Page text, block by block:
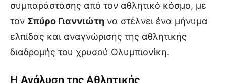
συμπαράστασης από τον αθλητικό κόσμο, με
τον Σπύρο Γιαννιώτη να στέλνει ένα μήνυμα
ελπίδας και αναγνώρισης της αθλητικής
διαδρομής του χρυσού Ολυμπιονίκη.
Η Ανάλυση της Αθλητικής